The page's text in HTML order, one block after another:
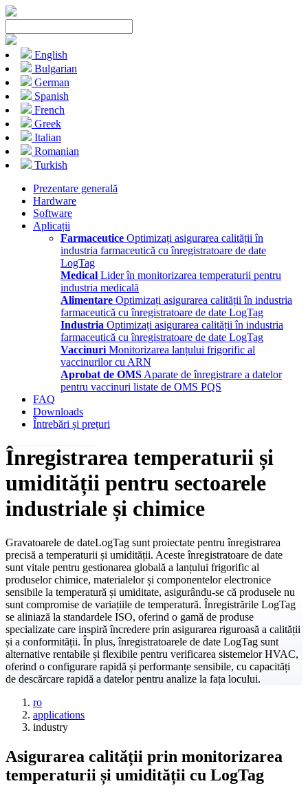
English
Bulgarian
German
Spanish
French
Greek
Italian
Romanian
Turkish
Prezentare generală
Hardware
Software
Aplicații
Farmaceutice Optimizați asigurarea calității în
industria farmaceutică cu înregistratoare de date
LogTag
Medical Lider în monitorizarea temperaturii pentru
industria medicală
Alimentare Optimizați asigurarea calității în industria
farmaceutică cu înregistratoare de date LogTag
Industria Optimizați asigurarea calității în industria
farmaceutică cu înregistratoare de date LogTag
Vaccinuri Monitorizarea lanțului frigorific al
vaccinurilor cu ARN
Aprobat de OMS Aparate de înregistrare a datelor
pentru vaccinuri listate de OMS PQS
FAQ
Downloads
Întrebări și prețuri
Înregistrarea temperaturii și
umidității pentru sectoarele
industriale și chimice
Gravatoarele de dateLogTag sunt proiectate pentru înregistrarea
precisă a temperaturii și umidității. Aceste înregistratoare de date
sunt vitale pentru gestionarea globală a lanțului frigorific al
produselor chimice, materialelor și componentelor electronice
sensibile la temperatură și umiditate, asigurându-se că produsele nu
sunt compromise de variațiile de temperatură. Înregistrările LogTag
se aliniază la standardele ISO, oferind o gamă de produse
specializate care inspiră încredere prin asigurarea riguroasă a calității
și a conformității. În plus, înregistratoarele de date LogTag sunt
alternative rentabile și flexibile pentru verificarea sistemelor HVAC,
oferind o configurare rapidă și performanțe sensibile, cu capacități
de descărcare rapidă a datelor pentru analize la fața locului.
ro
applications
industry
Asigurarea calității prin monitorizarea
temperaturii și umidității cu LogTag